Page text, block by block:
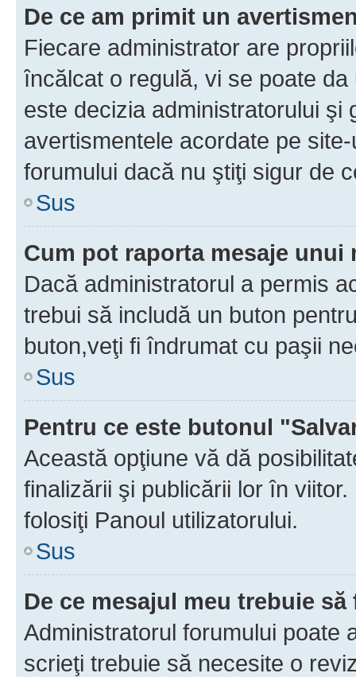
De ce am primit un
Fiecare administrator are
încălcat o regulă, vi se poate
este decizia administratorului şi
avertismentele acordate pe
forumului dacă nu ştiţi sigur de
Sus
Cum pot raporta mesaje unui
Dacă administratorul a permis
trebui să includă un buton
buton,veţi fi îndrumat cu paşii
Sus
Pentru ce este butonul
Această opţiune vă dă
finalizării şi publicării lor în
folosiţi Panoul utilizatorului.
Sus
De ce mesajul meu trebuie
Administratorul forumului poate
scrieţi trebuie să necesite o